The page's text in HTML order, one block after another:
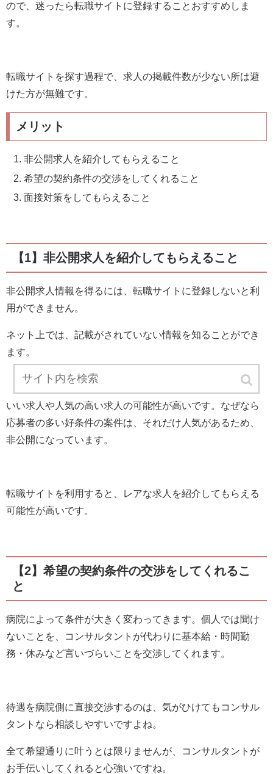
ので、迷ったら転職サイトに登録することおすすめしま
す。
転職サイトを探す過程で、求人の掲載件数が少ない所は避
けた方が無難です。
メリット
非公開求人を紹介してもらえること
希望の契約条件の交渉をしてくれること
面接対策をしてもらえること
【1】非公開求人を紹介してもらえること
非公開求人情報を得るには、転職サイトに登録しないと利
用ができません。
ネット上では、記載がされていない情報を知ることができ
ます。
いい求人や人気の高い求人の可能性が高いです。なぜなら
応募者の多い好条件の案件は、それだけ人気があるため、
非公開になっています。
転職サイトを利用すると、レアな求人を紹介してもらえる
可能性が高いです。
【2】希望の契約条件の交渉をしてくれるこ
と
病院によって条件が大きく変わってきます。個人では聞け
ないことを、コンサルタントが代わりに基本給・時間勤
務・休みなど言いづらいことを交渉してくれます。
待遇を病院側に直接交渉するのは、気がひけてもコンサル
タントなら相談しやすいですよね。
全て希望通りに叶うとは限りませんが、コンサルタントが
お手伝いしてくれると心強いですね。